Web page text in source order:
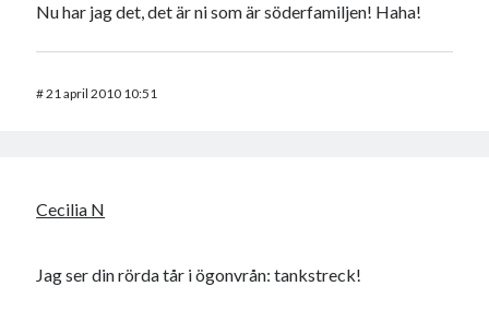
Nu har jag det, det är ni som är söderfamiljen! Haha!
#21 april 2010 10:51
Cecilia N
Jag ser din rörda tår i ögonvrån: tankstreck!